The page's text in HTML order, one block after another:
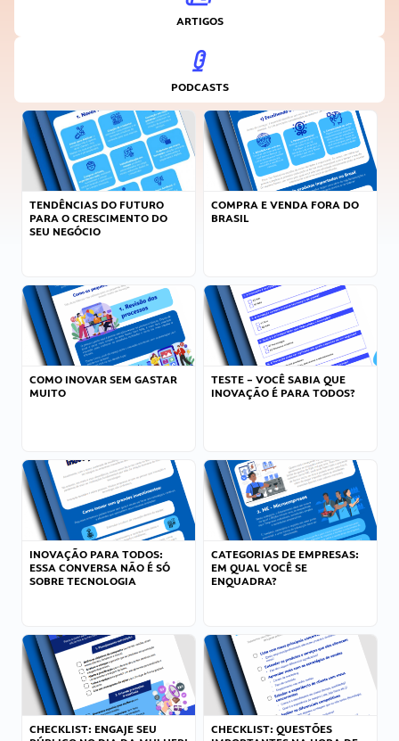
ARTIGOS
PODCASTS
TENDÊNCIAS DO FUTURO
PARA O CRESCIMENTO DO
SEU NEGÓCIO
COMPRA E VENDA FORA DO
BRASIL
COMO INOVAR SEM GASTAR
MUITO
TESTE – VOCÊ SABIA QUE
INOVAÇÃO É PARA TODOS?
INOVAÇÃO PARA TODOS:
ESSA CONVERSA NÃO É SÓ
SOBRE TECNOLOGIA
CATEGORIAS DE EMPRESAS:
EM QUAL VOCÊ SE
ENQUADRA?
CHECKLIST: ENGAJE SEU
CHECKLIST: QUESTÕES